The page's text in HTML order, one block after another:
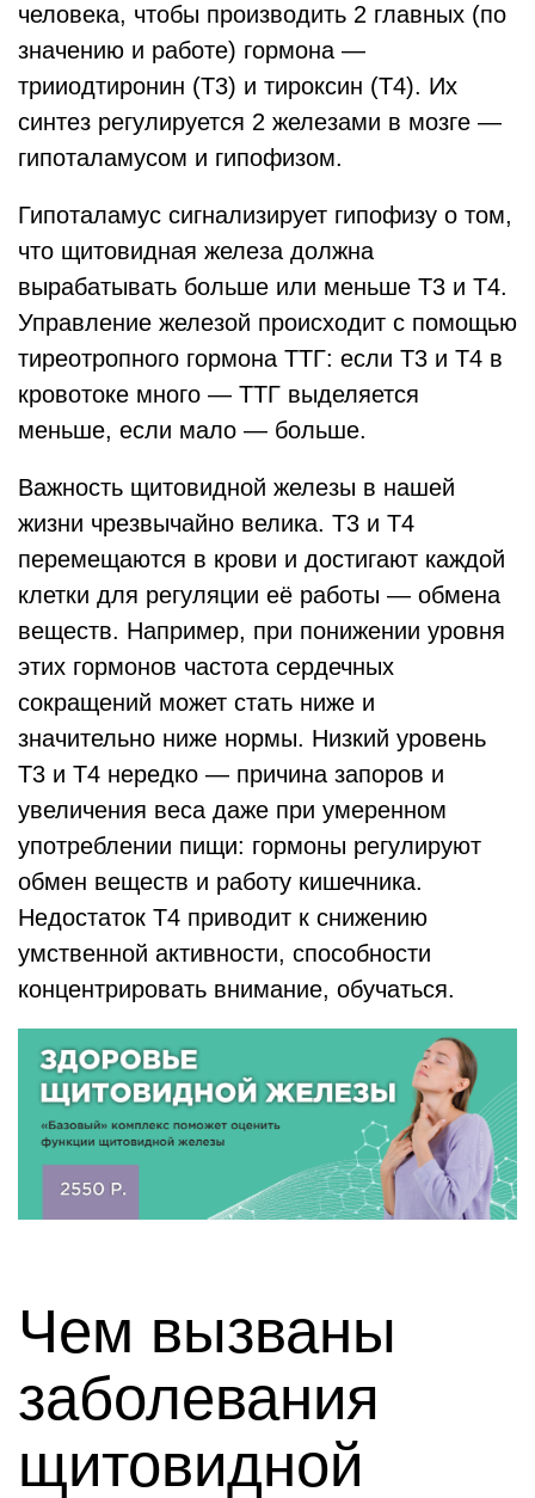
человека, чтобы производить 2 главных (по
значению и работе) гормона —
трииодтиронин (Т3) и тироксин (Т4). Их
синтез регулируется 2 железами в мозге —
гипоталамусом и гипофизом.
Гипоталамус сигнализирует гипофизу о том,
что щитовидная железа должна
вырабатывать больше или меньше Т3 и Т4.
Управление железой происходит с помощью
тиреотропного гормона ТТГ: если Т3 и Т4 в
кровотоке много — ТТГ выделяется
меньше, если мало — больше.
Важность щитовидной железы в нашей
жизни чрезвычайно велика. Т3 и Т4
перемещаются в крови и достигают каждой
клетки для регуляции её работы — обмена
веществ. Например, при понижении уровня
этих гормонов частота сердечных
сокращений может стать ниже и
значительно ниже нормы. Низкий уровень
Т3 и Т4 нередко — причина запоров и
увеличения веса даже при умеренном
употреблении пищи: гормоны регулируют
обмен веществ и работу кишечника.
Недостаток Т4 приводит к снижению
умственной активности, способности
концентрировать внимание, обучаться.
Чем вызваны
заболевания
щитовидной